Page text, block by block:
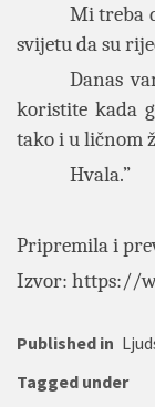
Mi treba
svijetu da su
Danas
koristite kada
tako i u ličnom
Hvala.”
Pripremila i
Izvor: https://
Published in
Tagged under